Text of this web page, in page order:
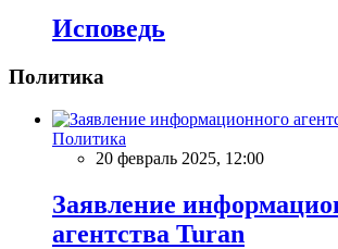
Исповедь
Политика
Политика
20 февраль 2025, 12:00
Заявление
агентства Turan